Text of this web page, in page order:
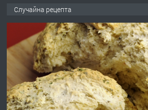
ПРЕДЛАГА
№4120 Магазин/
Любен Каравелов,
градската градина!
Случайна рецепта